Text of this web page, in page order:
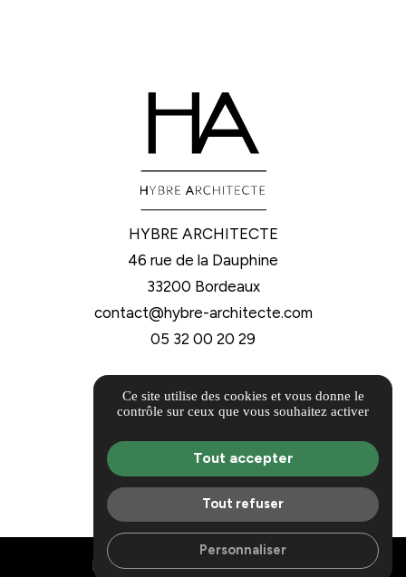
mail call
HYBRE ARCHITECTE
46 rue de la Dauphine
33200 Bordeaux
contact@hybre-architecte.com
05 32 00 20 29
Guide Local
Mentions légales
Politique de confidentialité
Ce site utilise des cookies et vous donne le
contrôle sur ceux que vous souhaitez activer
Tout accepter
Tout refuser
Personnaliser